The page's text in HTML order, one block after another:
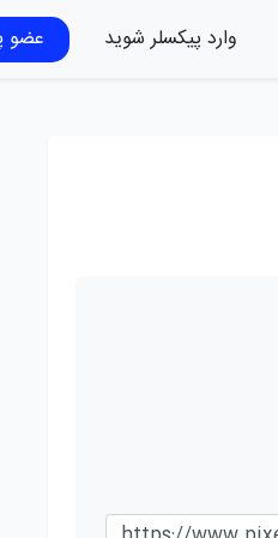
وارد پیکسلر شوید عضو